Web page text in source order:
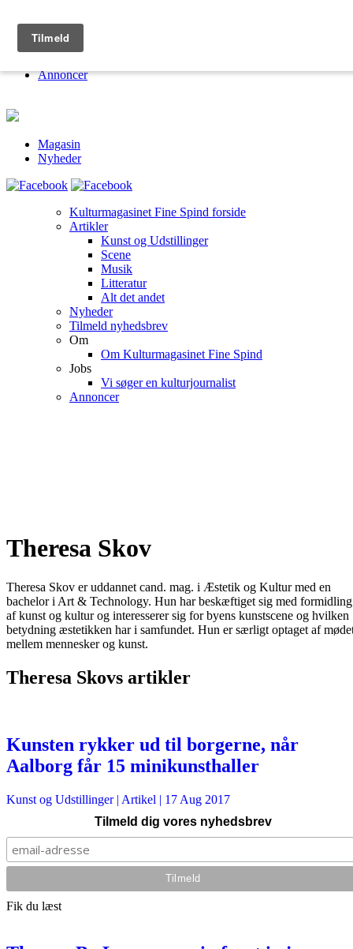
Om
Annoncer
Magasin
Nyheder
Kulturmagasinet Fine Spind forside
Artikler
Kunst og Udstillinger
Scene
Musik
Litteratur
Alt det andet
Nyheder
Tilmeld nyhedsbrev
Om
Om Kulturmagasinet Fine Spind
Jobs
Vi søger en kulturjournalist
Annoncer
Theresa Skov
Theresa Skov er uddannet cand. mag. i Æstetik og Kultur med en
bachelor i Art & Technology. Hun har beskæftiget sig med formidling
af kunst og kultur og interesserer sig for byens kunstscene og hvilken
betydning æstetikken har i samfundet. Hun er særligt optaget af
mellem mennesker og kunst.
Theresa Skovs artikler
Kunsten rykker ud til borgerne, når
Aalborg får 15 minikunsthaller
Kunst og Udstillinger| Artikel | 17 Aug 2017
Tilmeld dig vores nyhedsbrev
Fik du læst